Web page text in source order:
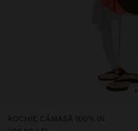
+
ROCHIE CĂMAȘĂ 100% IN